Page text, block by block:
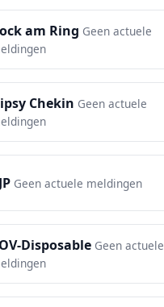
am Ring Geen actuele
Chekin Geen actuele
Geen actuele meldingen
Disposable Geen actuele